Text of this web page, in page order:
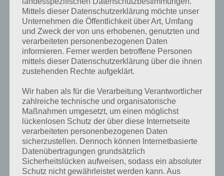
Normalerweise hätte man eher Personen wie Soldaten in der
Grundausbildung oder Marktschreier weit oben erwartet.
Weitere Aufgaben und Rätsel im gleichen
Level
befinden sich “Das machst oder nutzt du bei Rückenschmerzen” und
Bild: Sportler beim Dehnen“. Klicke einfach auf den Sachverhalt, um
zur 94% Lösung zu gelangen.
Wenn die Lösung nicht mehr aktuell sein sollte oder ein Wort in der
Lösung von 94 Prozent fehlt, so teile uns die korrekten Lösungen
einfach in den Kommentaren mit. Nur so können wir stets die
aktuellen Antworten auf die zahlreichen Fragen in der App geben.
Mittels dieser Datenschutzerklärung möchte unser
Unternehmen die Öffentlichkeit über Art, Umfang
und Zweck der von uns erhobenen, genutzten und
verarbeiteten personenbezogenen Daten
informieren. Ferner werden betroffene Personen
mittels dieser Datenschutzerklärung über die ihnen
zustehenden Rechte aufgeklärt.
Wir haben als für die Verarbeitung Verantwortlicher
zahlreiche technische und organisatorische
Maßnahmen umgesetzt, um einen möglichst
lückenlosen Schutz der über diese Internetseite
verarbeiteten personenbezogenen Daten
sicherzustellen. Dennoch können Internetbasierte
Datenübertragungen grundsätzlich
Sicherheitslücken aufweisen, sodass ein absoluter
Schutz nicht gewährleistet werden kann. Aus